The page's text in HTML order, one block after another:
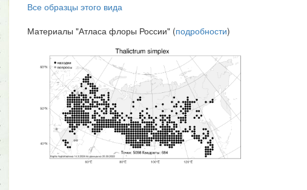
Все образцы этого вида
Материалы "Атласа флоры России" (подробности)